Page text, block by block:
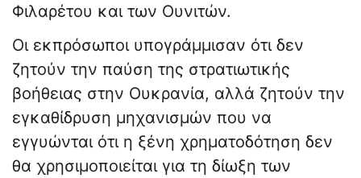
Φιλαρέτου και των Ουνιτών.
Οι εκπρόσωποι υπογράμμισαν ότι δεν
ζητούν την παύση της στρατιωτικής
βοήθειας στην Ουκρανία, αλλά ζητούν την
εγκαθίδρυση μηχανισμών που να
εγγυώνται ότι η ξένη χρηματοδότηση δεν
θα χρησιμοποιείται για τη δίωξη των